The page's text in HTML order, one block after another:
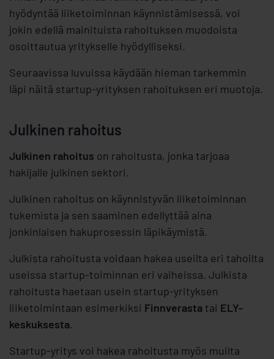
hyödyntää liiketoiminnan käynnistämisessä, voi
jokin edellä mainituista rahoituksen muodoista
osoittautua yritykselle hyödylliseksi.
Seuraavissa luvuissa käydään hieman tarkemmin
läpi näitä startup-yrityksen rahoituksen eri muotoja.
Julkinen rahoitus
Julkinen rahoitus on rahoitusta, jonka tarjoaa
hakijalle julkinen sektori.
Julkinen rahoitus on käynnistyvän liiketoiminnan
tukemista ja sen saaminen edellyttää aina
jonkinlaisen hakuprosessin läpikäymistä.
Julkista rahoitusta voidaan hakea useilta eri tahoilta
useissa startup-toiminnan eri vaiheissa. Julkista
rahoitusta haetaan usein startup-yrityksen
liiketoimintaan esimerkiksi Finnverasta tai ELY-
keskuksesta.
Startup-yritys voi hakea rahoitusta myös muilta